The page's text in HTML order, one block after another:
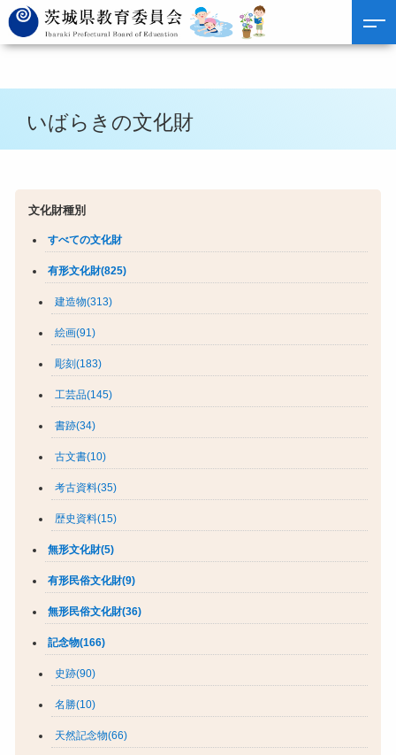
いばらきの文化財
文化財種別
すべての文化財
有形文化財(825)
建造物(313)
絵画(91)
彫刻(183)
工芸品(145)
書跡(34)
古文書(10)
考古資料(35)
歴史資料(15)
無形文化財(5)
有形民俗文化財(9)
無形民俗文化財(36)
記念物(166)
史跡(90)
名勝(10)
天然記念物(66)